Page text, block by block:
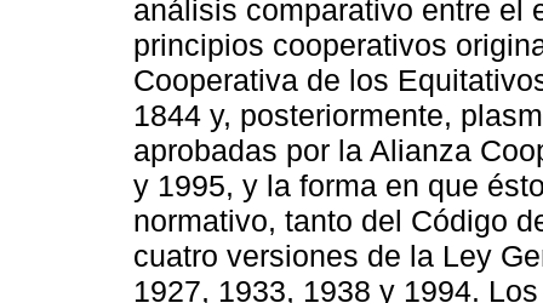
análisis comparativo entre el
principios cooperativos
Cooperativa de los
1844 y, posteriormente,
aprobadas por la Alianza
y 1995, y la forma en que
normativo, tanto del Código
cuatro versiones de la Ley
1927, 1933, 1938 y 1994.